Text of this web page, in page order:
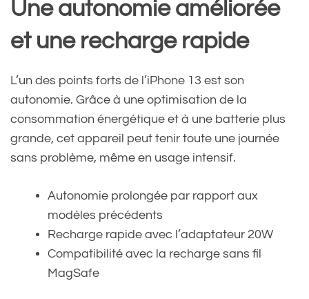
Une autonomie améliorée
et une recharge rapide
L’un des points forts de l’iPhone 13 est son
autonomie. Grâce à une optimisation de la
consommation énergétique et à une batterie plus
grande, cet appareil peut tenir toute une journée
sans problème, même en usage intensif.
Autonomie prolongée par rapport aux
modèles précédents
Recharge rapide avec l’adaptateur 20W
Compatibilité avec la recharge sans fil
MagSafe